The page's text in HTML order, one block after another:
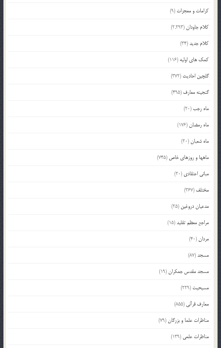
کرامات و معجزات (9)
کلام جاودان(2,293)
کلام جدید(34)
کمک های اولیه (116)
گلچین احادیث (372)
گنجینه معارف (495)
ماه رجب(20)
ماه رمضان(176)
ماه شعبان(20)
ماهها و روزهای خاص (745)
مبانی اعتقادی (20)
مختلف (367)
مدعیان دروغین (25)
مراجع معظم تقلید(15)
مردان(40)
مسجد(87)
مسجد مقدس جمکران(19)
مسیحیت (229)
معارف قرآنی (855)
مناظرات علما و بزرگان(79)
مناظرات علمی (139)